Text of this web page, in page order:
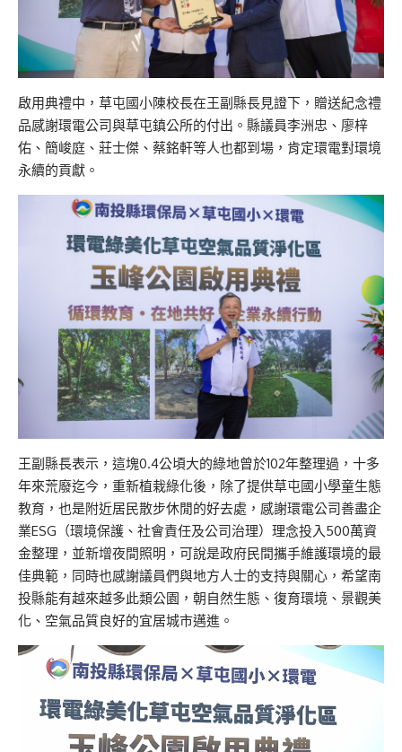
啟用典禮中，草屯國小陳校長在王副縣長見證下，贈送紀念禮
品感謝環電公司與草屯鎮公所的付出。縣議員李洲忠、廖梓
佑、簡峻庭、莊士傑、蔡銘軒等人也都到場，肯定環電對環境
永續的貢獻。
王副縣長表示，這塊0.4公頃大的綠地曾於102年整理過，十多
年來荒廢迄今，重新植栽綠化後，除了提供草屯國小學童生態
教育，也是附近居民散步休閒的好去處，感謝環電公司善盡企
業ESG（環境保護、社會責任及公司治理）理念投入500萬資
金整理，並新增夜間照明，可說是政府民間攜手維護環境的最
佳典範，同時也感謝議員們與地方人士的支持與關心，希望南
投縣能有越來越多此類公園，朝自然生態、復育環境、景觀美
化、空氣品質良好的宜居城市邁進。